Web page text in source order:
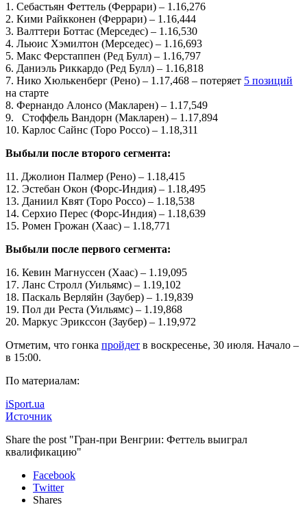
1. Себастьян Феттель (Феррари) – 1.16,276
2. Кими Райкконен (Феррари) – 1.16,444
3. Валттери Боттас (Мерседес) – 1.16,530
4. Льюис Хэмилтон (Мерседес) – 1.16,693
5. Макс Ферстаппен (Ред Булл) – 1.16,797
6. Даниэль Риккардо (Ред Булл) – 1.16,818
7. Нико Хюлькенберг (Рено) – 1.17,468 – потеряет 5 позиций
на старте
8. Фернандо Алонсо (Макларен) – 1.17,549
9. Стоффель Вандорн (Макларен) – 1.17,894
10. Карлос Сайнс (Торо Россо) – 1.18,311
Выбыли после второго сегмента:
11. Джолион Палмер (Рено) – 1.18,415
12. Эстебан Окон (Форс-Индия) – 1.18,495
13. Даниил Квят (Торо Россо) – 1.18,538
14. Серхио Перес (Форс-Индия) – 1.18,639
15. Ромен Грожан (Хаас) – 1.18,771
Выбыли после первого сегмента:
16. Кевин Магнуссен (Хаас) – 1.19,095
17. Ланс Стролл (Уильямс) – 1.19,102
18. Паскаль Верляйн (Заубер) – 1.19,839
19. Пол ди Реста (Уильямс) – 1.19,868
20. Маркус Эрикссон (Заубер) – 1.19,972
Отметим, что гонка пройдет в воскресенье, 30 июля. Начало –
в 15:00.
По материалам:
iSport.ua
Источник
Share the post "Гран-при Венгрии: Феттель выиграл
квалификацию"
Facebook
Twitter
Shares